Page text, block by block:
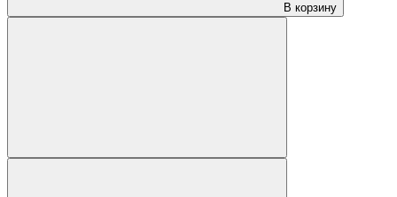
В корзину